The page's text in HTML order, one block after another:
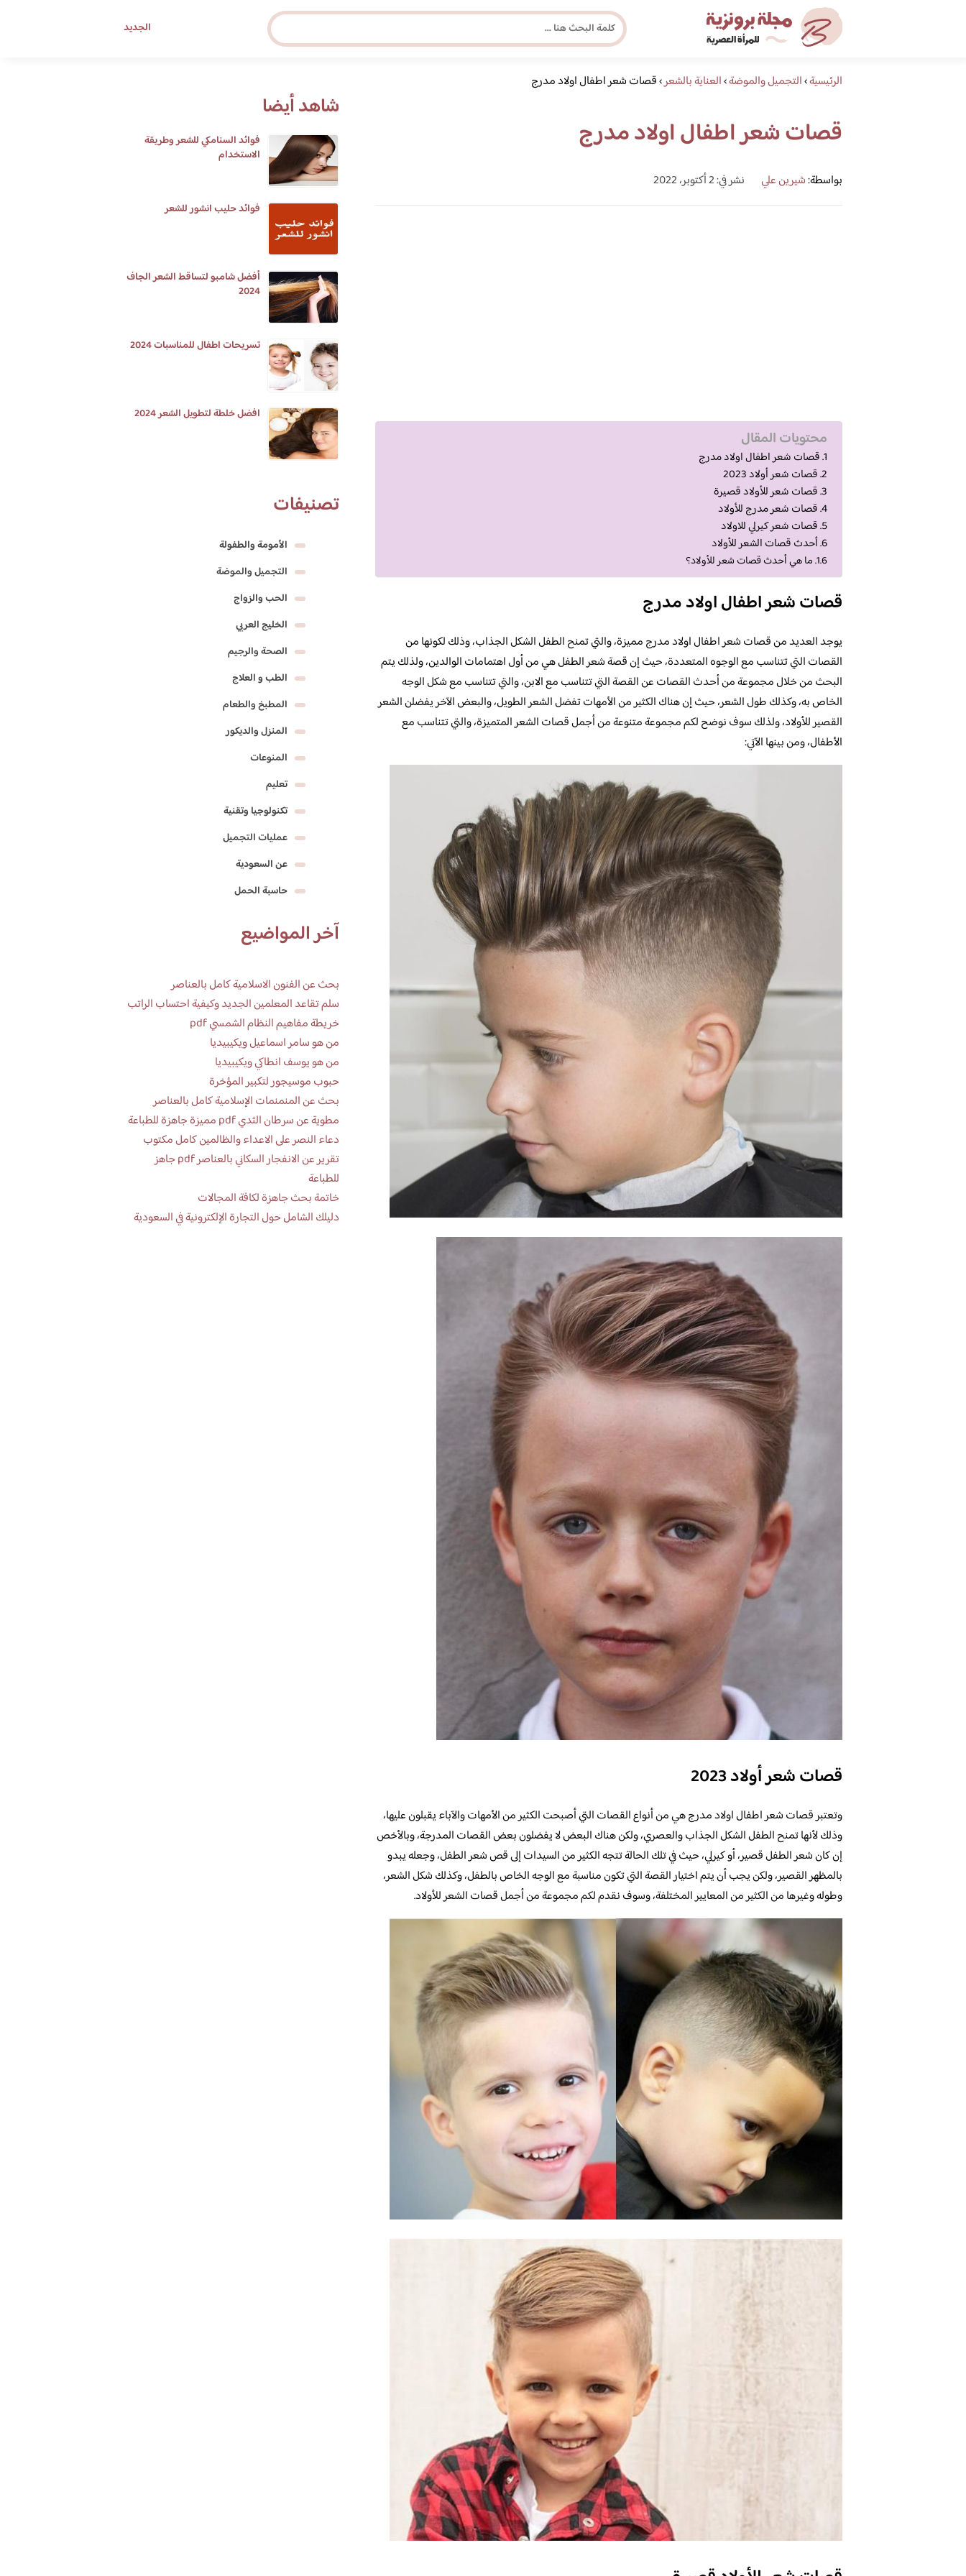
الجديد
مجلة برونزية للفتاة العصرية الرئيسية›التجميل والموضة›العناية بالشعر›قصات شعر اطفال اولاد مدرج
قصات شعر اطفال اولاد مدرج
بواسطة:شيرين علي نشر في: 2 أكتوبر، 2022
محتويات المقال
قصات شعر اطفال اولاد مدرج
قصات شعر أولاد 2023
قصات شعر للأولاد قصيرة
قصات شعر مدرج للأولاد
قصات شعر كيرلي للاولاد
أحدث قصات الشعر للأولاد
ما هي أحدث قصات شعر للأولاد؟
قصات شعر اطفال اولاد مدرج
يوجد العديد من قصات شعر اطفال اولاد مدرج مميزة، والتي تمنح الطفل الشكل الجذاب، وذلك لكونها من
القصات التي تتناسب مع الوجوه المتعددة، حيث إن قصة شعر الطفل هي من أول اهتمامات الوالدين، ولذلك يتم
البحث من خلال مجموعة من أحدث القصات عن القصة التي تتناسب مع الابن، والتي تتناسب مع شكل الوجه
الخاص به، وكذلك طول الشعر، حيث إن هناك الكثير من الأمهات تفضل الشعر الطويل، والبعض الآخر يفضلن الشعر
القصير للأولاد، ولذلك سوف نوضح لكم مجموعة متنوعة من أجمل قصات الشعر المتميزة، والتي تتناسب مع
الأطفال، ومن بينها الآتي:
قصات شعر أولاد 2023
وتعتبر قصات شعر اطفال اولاد مدرج هي من أنواع القصات التي أصبحت الكثير من الأمهات والآباء يقبلون عليها،
وذلك لأنها تمنح الطفل الشكل الجذاب والعصري، ولكن هناك البعض لا يفضلون بعض القصات المدرجة، وبالأخص
إن كان شعر الطفل قصير، أو كيرلي، حيث في تلك الحالة تتجه الكثير من السيدات إلى قص شعر الطفل، وجعله يبدو
بالمظهر القصير، ولكن يجب أن يتم اختيار القصة التي تكون مناسبة مع الوجه الخاص بالطفل، وكذلك شكل الشعر،
وطوله وغيرها من الكثير من المعايير المختلفة، وسوف نقدم لكم مجموعة من أجمل قصات الشعر للأولاد.
شاهد أيضا
فوائد السنامكي للشعر وطريقة
الاستخدام
فوائد حليب انشور للشعر
أفضل شامبو لتساقط الشعر الجاف
2024
تسريحات اطفال للمناسبات 2024
افضل خلطة لتطويل الشعر 2024
تصنيفات
الأمومة والطفولة
التجميل والموضة
الحب والزواج
الخليج العربي
الصحة والرجيم
الطب و العلاج
المطبخ والطعام
المنزل والديكور
المنوعات
تعليم
تكنولوجيا وتقنية
عمليات التجميل
عن السعودية
حاسبة الحمل
آخر المواضيع
بحث عن الفنون الاسلامية كامل بالعناصر
سلم تقاعد المعلمين الجديد وكيفية احتساب الراتب
خريطة مفاهيم النظام الشمسي pdf
من هو سامر اسماعيل ويكيبيديا
من هو يوسف انطاكي ويكيبيديا
حبوب موسيجور لتكبير المؤخرة
بحث عن المنمنمات الإسلامية كامل بالعناصر
مطوية عن سرطان الثدي pdf مميزة جاهزة للطباعة
دعاء النصر على الاعداء والظالمين كامل مكتوب
تقرير عن الانفجار السكاني بالعناصر pdf جاهز
للطباعة
خاتمة بحث جاهزة لكافة المجالات
دليلك الشامل حول التجارة الإلكترونية في السعودية